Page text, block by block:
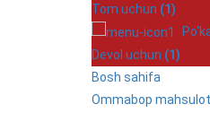
Tom uchun (1)
Devol uchun (1)
Bosh sahifa
Ommabop